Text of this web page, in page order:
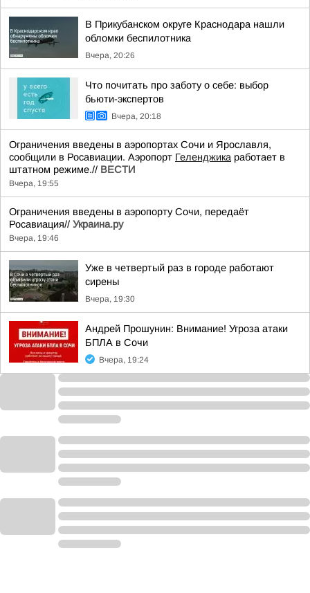
В Прикубанском округе Краснодара нашли
обломки беспилотника
Вчера, 20:26
Что почитать про заботу о себе: выбор
бьюти-экспертов
Вчера, 20:18
Ограничения введены в аэропортах Сочи и Ярославля,
сообщили в Росавиации. Аэропорт Геленджика работает в
штатном режиме.// ВЕСТИ
Вчера, 19:55
Ограничения введены в аэропорту Сочи, передаёт
Росавиация// Украина.ру
Вчера, 19:46
Уже в четвертый раз в городе работают
сирены
Вчера, 19:30
Андрей Прошунин: Внимание! Угроза атаки
БПЛА в Сочи
Вчера, 19:24